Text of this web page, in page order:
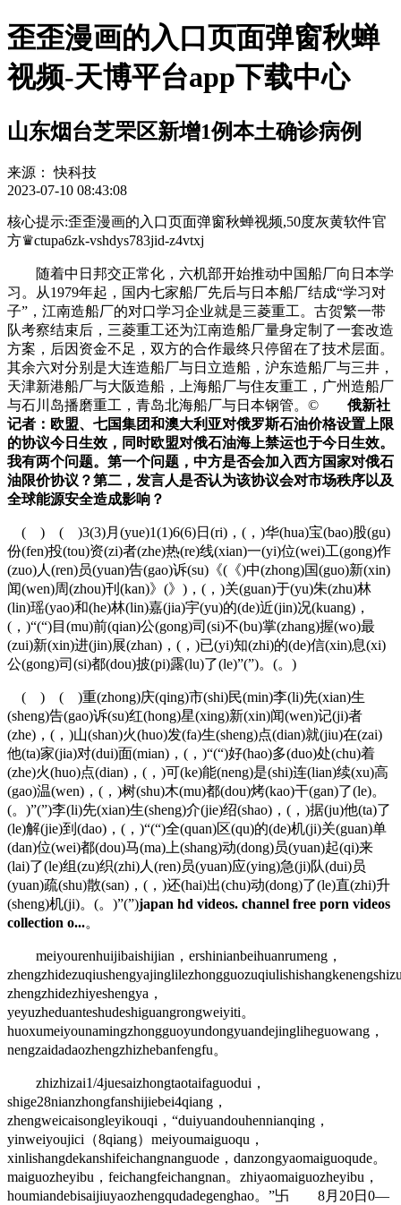
歪歪漫画的入口页面弹窗秋蝉
视频-天博平台app下载中心
山东烟台芝罘区新增1例本土确诊病例
来源：
快科技
2023-07-10 08:43:08
核心提示:歪歪漫画的入口页面弹窗秋蝉视频,50度灰黄软件官
方♛ctupa6zk-vshdys783jid-z4vtxj
随着中日邦交正常化，六机部开始推动中国船厂向日本学
习。从1979年起，国内七家船厂先后与日本船厂结成“学习对
子”，江南造船厂的对口学习企业就是三菱重工。古贺繁一带
队考察结束后，三菱重工还为江南造船厂量身定制了一套改造
方案，后因资金不足，双方的合作最终只停留在了技术层面。
其余六对分别是大连造船厂与日立造船，沪东造船厂与三井，
天津新港船厂与大阪造船，上海船厂与住友重工，广州造船厂
与石川岛播磨重工，青岛北海船厂与日本钢管。© 俄新社
记者：欧盟、七国集团和澳大利亚对俄罗斯石油价格设置上限
的协议今日生效，同时欧盟对俄石油海上禁运也于今日生效。
我有两个问题。第一个问题，中方是否会加入西方国家对俄石
油限价协议？第二，发言人是否认为该协议会对市场秩序以及
全球能源安全造成影响？
( ) ( )3(3)月(yue)1(1)6(6)日(ri)，(，)华(hua)宝(bao)股(gu)
份(fen)投(tou)资(zi)者(zhe)热(re)线(xian)一(yi)位(wei)工(gong)作
(zuo)人(ren)员(yuan)告(gao)诉(su)《(《)中(zhong)国(guo)新(xin)
闻(wen)周(zhou)刊(kan)》(》)，(，)关(guan)于(yu)朱(zhu)林
(lin)瑶(yao)和(he)林(lin)嘉(jia)宇(yu)的(de)近(jin)况(kuang)，
(，)“(“)目(mu)前(qian)公(gong)司(si)不(bu)掌(zhang)握(wo)最
(zui)新(xin)进(jin)展(zhan)，(，)已(yi)知(zhi)的(de)信(xin)息(xi)
公(gong)司(si)都(dou)披(pi)露(lu)了(le)”(”)。(。)
( ) ( )重(zhong)庆(qing)市(shi)民(min)李(li)先(xian)生
(sheng)告(gao)诉(su)红(hong)星(xing)新(xin)闻(wen)记(ji)者
(zhe)，(，)山(shan)火(huo)发(fa)生(sheng)点(dian)就(jiu)在(zai)
他(ta)家(jia)对(dui)面(mian)，(，)“(“)好(hao)多(duo)处(chu)着
(zhe)火(huo)点(dian)，(，)可(ke)能(neng)是(shi)连(lian)续(xu)高
(gao)温(wen)，(，)树(shu)木(mu)都(dou)烤(kao)干(gan)了(le)。
(。)”(”)李(li)先(xian)生(sheng)介(jie)绍(shao)，(，)据(ju)他(ta)了
(le)解(jie)到(dao)，(，)“(“)全(quan)区(qu)的(de)机(ji)关(guan)单
(dan)位(wei)都(dou)马(ma)上(shang)动(dong)员(yuan)起(qi)来
(lai)了(le)组(zu)织(zhi)人(ren)员(yuan)应(ying)急(ji)队(dui)员
(yuan)疏(shu)散(san)，(，)还(hai)出(chu)动(dong)了(le)直(zhi)升
(sheng)机(ji)。(。)”(”)japan hd videos. channel free porn videos
collection o...。
meiyourenhuijibaishijian，ershinianbeihuanrumeng，
zhengzhidezhiyeshengya，
yeyuzheduanteshudeshiguangrongweiyiti。
huoxumeiyounamingzhongguoyundongyuandejingliheguowang，
nengzaidadaozhengzhizhebanfengfu。
zhizhizai1/4juesaizhongtaotaifaguodui，
shige28nianzhongfanshijiebei4qiang，
zhengweicaisongleyikouqi，“duiyuandouhennianqing，
yinweiyoujici（8qiang）meiyoumaiguoqu，
xinlishangdekanshifeichangnanguode，danzongyaomaiguoqude。
maiguozheyibu，feichangfeichangnan。zhiyaomaiguozheyibu，
houmiandebisaijiuyaozhengqudadegenghao。”卐 8月20日0—